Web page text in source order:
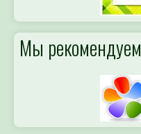
Мы рекомендуем